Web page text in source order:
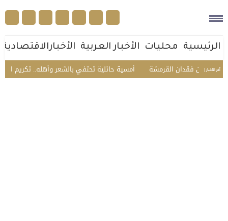
الرئيسية محليات الأخبار العربية الأخبارالاقتصادية
أخر الأخبار | أمسية حائلية تحتفي بالشعر وأهله.. تكريم الشاعر عمير فقدان القرمشة